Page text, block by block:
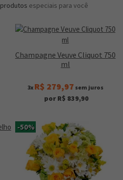
produtos especiais para você
Champagne Veuve Cliquot 750
ml
3x R$ 279,97 sem juros
por R$ 839,90
-50%